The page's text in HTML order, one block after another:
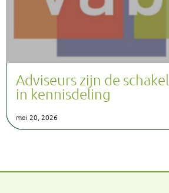
Adviseurs zijn de schakel
in kennisdeling
mei 20, 2026